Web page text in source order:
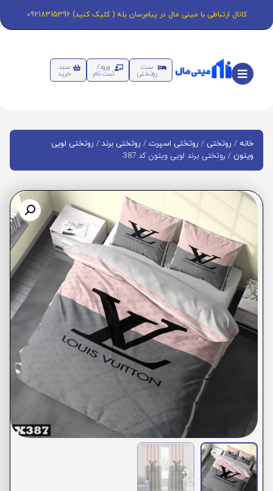
کانال ارتباطی با مینی مال در پیام‌رسان بله ( کلیک کنید) 09218315396
ست
روتختی
ورود/
ثبت نام
سبد
خرید
خانه / روتختی / روتختی اسپرت / روتختی برند / روتختی لویی
ویتون / روتختی برند لویی ویتون کد 387